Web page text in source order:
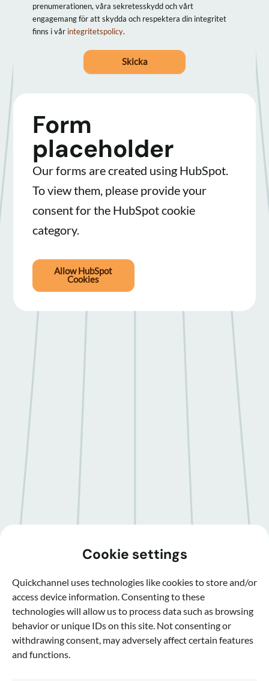
Cookie settings
Quickchannel uses technologies like cookies to store and/or
access device information. Consenting to these
technologies will allow us to process data such as browsing
behavior or unique IDs on this site. Not consenting or
withdrawing consent, may adversely affect certain features
and functions.
prenumerationen, våra sekretesskydd och vårt
engagemang för att skydda och respektera din integritet
finns i vår integritetspolicy.
Form
placeholder
Our forms are created using HubSpot.
To view them, please provide your
consent for the HubSpot cookie
category.
Allow HubSpot
Cookies